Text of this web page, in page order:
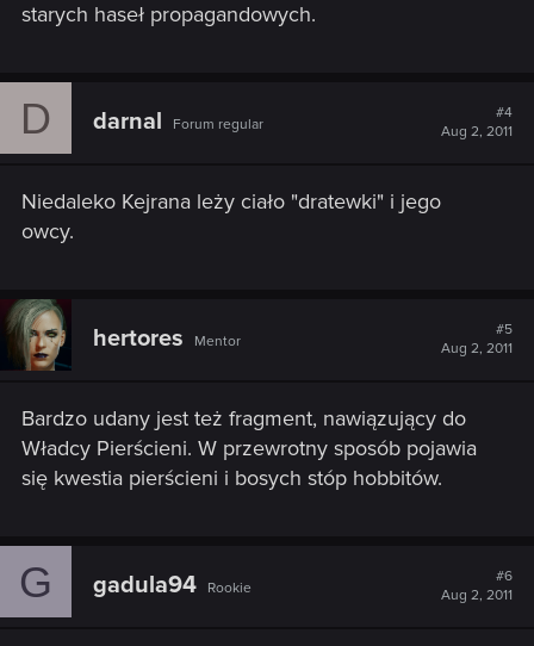
starych haseł propagandowych.
D darnal Forum regular
#4
Aug 2, 2011
Niedaleko Kejrana leży ciało "dratewki" i jego
owcy.
hertores Mentor
#5
Aug 2, 2011
Bardzo udany jest też fragment, nawiązujący do
Władcy Pierścieni. W przewrotny sposób pojawia
się kwestia pierścieni i bosych stóp hobbitów.
G gadula94 Rookie
#6
Aug 2, 2011